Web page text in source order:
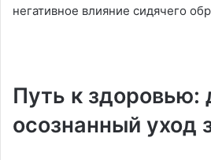
негативное влияние сидячего
Путь к здоровью:
осознанный уход